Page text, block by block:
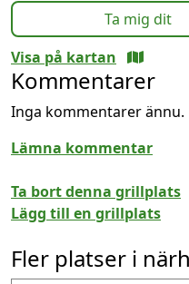
Ta mig dit
Visa på kartan
Kommentarer
Inga kommentarer ännu.
Lämna kommentar
Ta bort denna grillplats
Lägg till en grillplats
Fler platser i